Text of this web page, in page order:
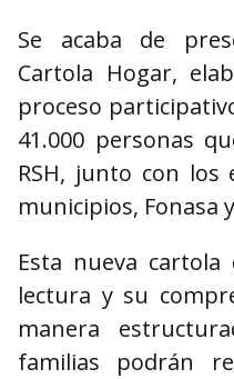
Se acaba de
Cartola Hogar,
proceso
41.000 personas
RSH, junto con los
municipios, Fonasa
Esta nueva
lectura y su
manera
familias podrán